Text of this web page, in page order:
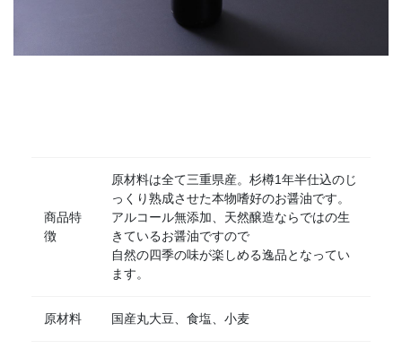
商品特
徴
原材料は全て三重県産。杉樽1年半仕込のじ
っくり熟成させた本物嗜好のお醤油です。
アルコール無添加、天然醸造ならではの生
きているお醤油ですので
自然の四季の味が楽しめる逸品となってい
ます。
原材料 国産丸大豆、食塩、小麦